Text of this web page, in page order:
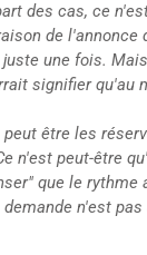
des cas, ce
de
juste une fois.
signifier qu'au
peut être les
n'est peut-être
que le
n'est